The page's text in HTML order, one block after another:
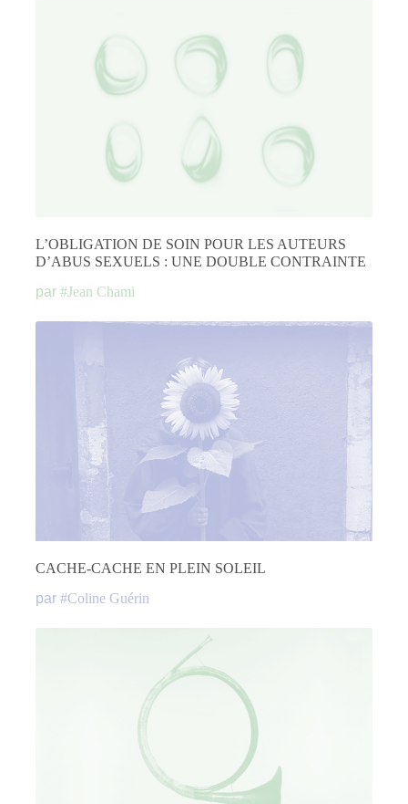
L’OBLIGATION DE SOIN POUR LES AUTEURS
D’ABUS SEXUELS : UNE DOUBLE CONTRAINTE
par #Jean Chami
CACHE-CACHE EN PLEIN SOLEIL
par #Coline Guérin